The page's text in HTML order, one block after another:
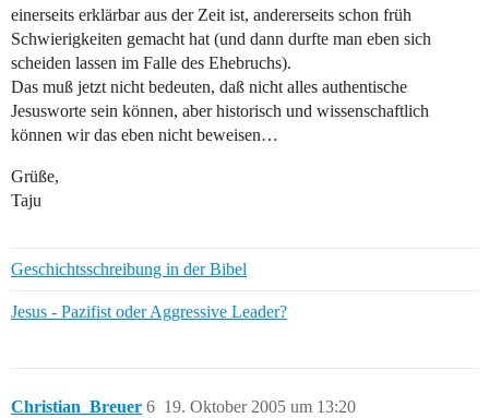
einerseits erklärbar aus der Zeit ist, andererseits schon früh
Schwierigkeiten gemacht hat (und dann durfte man eben sich
scheiden lassen im Falle des Ehebruchs).
Das muß jetzt nicht bedeuten, daß nicht alles authentische
Jesusworte sein können, aber historisch und wissenschaftlich
können wir das eben nicht beweisen…
Grüße,
Taju
Geschichtsschreibung in der Bibel
Jesus - Pazifist oder Aggressive Leader?
Christian_Breuer 19. Oktober 2005 um 13:20
6